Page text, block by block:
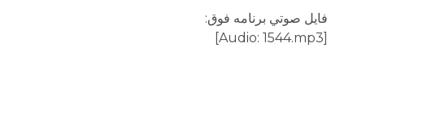
فايل صوتي برنامه فوق:
[Audio: 1544.mp3]